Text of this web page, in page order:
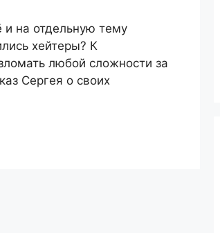
на отдельную тему
хейтеры? К
любой сложности за
Сергея о своих